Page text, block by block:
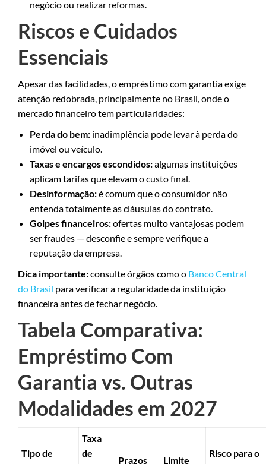
negócio ou realizar reformas.
Riscos e Cuidados
Essenciais
Apesar das facilidades, o empréstimo com garantia exige
atenção redobrada, principalmente no Brasil, onde o
mercado financeiro tem particularidades:
Perda do bem: inadimplência pode levar à perda do
imóvel ou veículo.
Taxas e encargos escondidos:algumas instituições
aplicam tarifas que elevam o custo final.
Desinformação:é comum que o consumidor não
entenda totalmente as cláusulas do contrato.
Golpes financeiros:ofertas muito vantajosas podem
ser fraudes — desconfie e sempre verifique a
reputação da empresa.
Dica importante:consulte órgãos como o Banco Central
do Brasil para verificar a regularidade da instituição
financeira antes de fechar negócio.
Tabela Comparativa:
Empréstimo Com
Garantia vs. Outras
Modalidades em 2027
Tipo de
Taxa
de
Prazos Limite
Risco para o